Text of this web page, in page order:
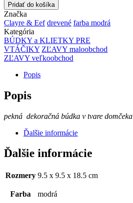
Pridať do košíka
Značka
Clayre & Eef drevené farba modrá
Kategória
BÚDKY a KLIETKY PRE
VTÁČIKY ZĽAVY maloobchod
ZĽAVY veľkoobchod
Popis
Popis
pekná dekoračná búdka v tvare domčeka
Ďalšie informácie
Ďalšie informácie
Rozmery 9.5 x 9.5 x 18.5 cm
Farba modrá